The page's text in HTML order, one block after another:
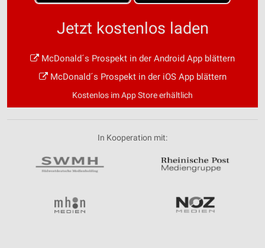
Jetzt kostenlos laden
McDonald´s Prospekt in der Android App blättern
McDonald´s Prospekt in der iOS App blättern
Kostenlos im App Store erhältlich
In Kooperation mit: